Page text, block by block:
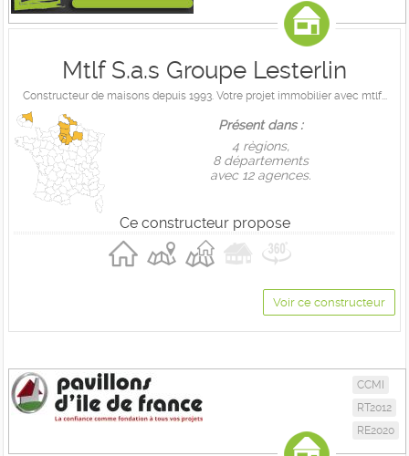
Mtlf S.a.s Groupe Lesterlin
Constructeur de maisons depuis 1993. Votre projet immobilier avec mtlf...
Présent dans :
4 règions,
8 départements
avec 12 agences.
Ce constructeur propose
Voir ce constructeur
CCMI
RT2012
RE2020